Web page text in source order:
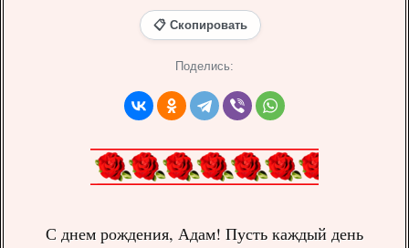
📋 Скопировать
Поделись:
С днем рождения, Адам! Пусть каждый день